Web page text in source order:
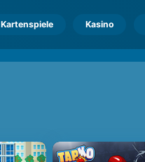
Kartenspiele Kasino